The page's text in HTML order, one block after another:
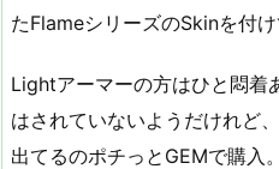
たFlameシリーズのSkinを付け
Lightアーマーの方はひと悶着
はされていないようだけれど
出てるのポチっとGEMで購入。